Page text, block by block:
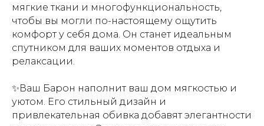
мягкие ткани и многофункциональность,
чтобы вы могли по-настоящему ощутить
комфорт у себя дома. Он станет идеальным
спутником для ваших моментов отдыха и
релаксации.
✨Ваш Барон наполнит ваш дом мягкостью и
уютом. Его стильный дизайн и
привлекательная обивка добавят элегантности